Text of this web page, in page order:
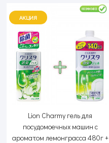
АКЦИЯ
Lion Charmy гель для
посудомоечных машин с
ароматом лемонграсса 480г +